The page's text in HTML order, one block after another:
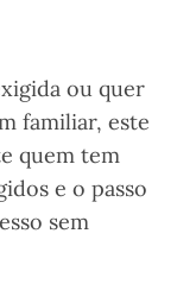
ou quer
familiar, este
quem tem
e o passo
sem